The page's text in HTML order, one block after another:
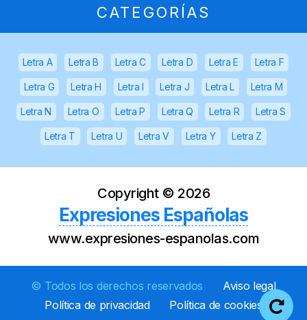
CATEGORÍAS
Letra A Letra B Letra C Letra D Letra E Letra F
Letra G Letra H Letra I Letra J Letra L Letra M
Letra N Letra O Letra P Letra Q Letra R Letra S
Letra T Letra U Letra V Letra Y Letra Z
Copyright © 2026
Expresiones Españolas
www.expresiones-espanolas.com
© Todos los derechos reservados
Aviso legal
Política de privacidad
Política de cookies